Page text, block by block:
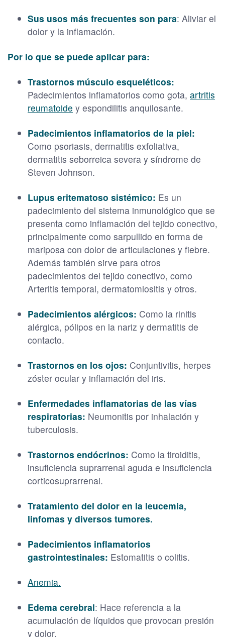
Sus usos más frecuentes son para: Aliviar el
dolor y la inflamación.
Por lo que se puede aplicar para:
Trastornos músculo esqueléticos:
Padecimientos inflamatorios como gota, artritis
reumatoide y espondilitis anquilosante.
Padecimientos inflamatorios de la piel:
Como psoriasis, dermatitis exfoliativa,
dermatitis seborreica severa y síndrome de
Steven Johnson.
Lupus eritematoso sistémico: Es un
padecimiento del sistema inmunológico que se
presenta como inflamación del tejido conectivo,
principalmente como sarpullido en forma de
mariposa con dolor de articulaciones y fiebre.
Además también sirve para otros
padecimientos del tejido conectivo, como
Arteritis temporal, dermatomiositis y otros.
Padecimientos alérgicos: Como la rinitis
alérgica, pólipos en la nariz y dermatitis de
contacto.
Trastornos en los ojos: Conjuntivitis, herpes
zóster ocular y inflamación del iris.
Enfermedades inflamatorias de las vías
respiratorias: Neumonitis por inhalación y
tuberculosis.
Trastornos endócrinos: Como la tiroiditis,
insuficiencia suprarrenal aguda e insuficiencia
corticosuprarrenal.
Tratamiento del dolor en la leucemia,
linfomas y diversos tumores.
Padecimientos inflamatorios
gastrointestinales: Estomatitis o colitis.
Anemia.
Edema cerebral: Hace referencia a la
acumulación de líquidos que provocan presión
y dolor.